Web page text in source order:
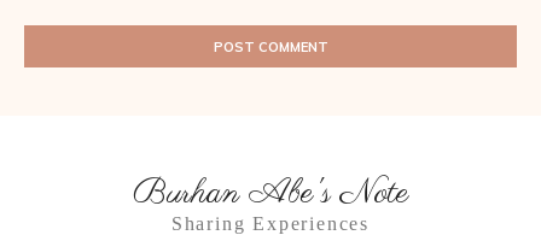
Burhan Abe's Note
Sharing Experiences